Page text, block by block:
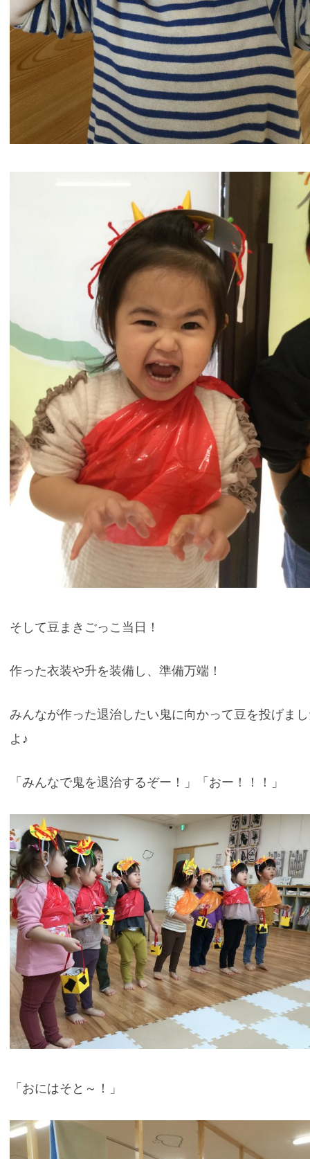
そして豆まきごっこ当日！
作った衣装や升を装備し、準備万端！
みんなが作った退治したい鬼に向かって豆を投げま
よ♪
「みんなで鬼を退治するぞー！」「おー！！！」
「おにはそと～！」